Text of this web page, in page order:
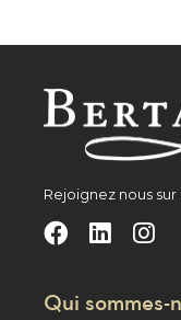
Rejoignez nous sur
Qui sommes-